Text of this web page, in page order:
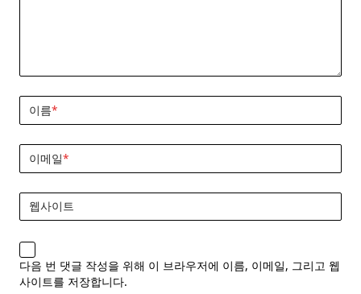
이름*
이메일*
웹사이트
다음 번 댓글 작성을 위해 이 브라우저에 이름, 이메일, 그리고 웹
사이트를 저장합니다.